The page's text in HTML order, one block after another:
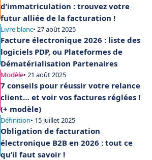
d’immatriculation : trouvez votre
futur alliée de la facturation !
Livre blanc• 27 août 2025
Facture électronique 2026 : liste des
logiciels PDP, ou Plateformes de
Dématérialisation Partenaires
Modèle• 21 août 2025
7 conseils pour réussir votre relance
client… et voir vos factures réglées !
(+ modèle)
Définition• 15 juillet 2025
Obligation de facturation
électronique B2B en 2026 : tout ce
qu’il faut savoir !